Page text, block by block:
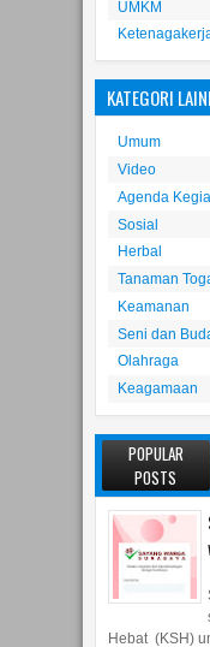
UMKM
KATEGORI
Umum
Video
Agenda
Sosial
Herbal
Tanaman
Keamanan
Seni dan
Olahraga
Keagamaan
POPULAR
POSTS
Hebat (KSH)